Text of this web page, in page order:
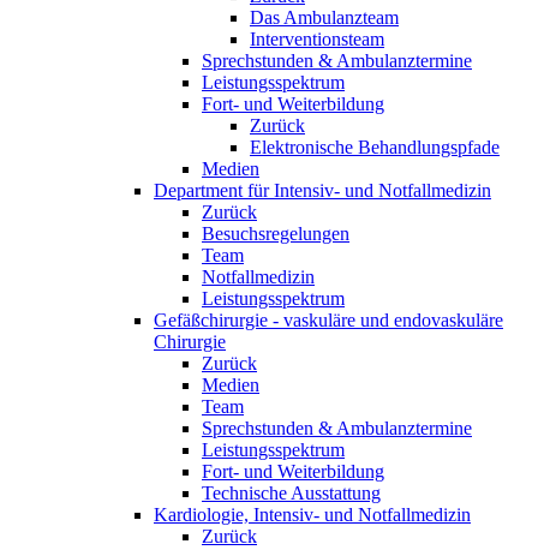
Das Ambulanzteam
Interventionsteam
Sprechstunden & Ambulanztermine
Leistungsspektrum
Fort- und Weiterbildung
Zurück
Elektronische Behandlungspfade
Medien
Department für Intensiv- und Notfallmedizin
Zurück
Besuchsregelungen
Team
Notfallmedizin
Leistungsspektrum
Gefäßchirurgie - vaskuläre und endovaskuläre
Chirurgie
Zurück
Medien
Team
Sprechstunden & Ambulanztermine
Leistungsspektrum
Fort- und Weiterbildung
Technische Ausstattung
Kardiologie, Intensiv- und Notfallmedizin
Zurück